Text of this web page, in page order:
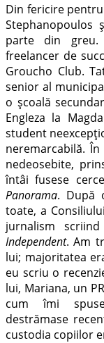
Din fericire
Stephanopoulos
parte din greu.
freelancer de
Groucho Club.
senior al
o școală
Engleza la
student
neremarcabilă.
nedeosebite,
întâi fusese
Panorama. După
toate, a
jurnalism
Independent. Am
lui; majoritatea
eu scriu o
lui, Mariana, un
cum îmi
destrămase
custodia copiilor